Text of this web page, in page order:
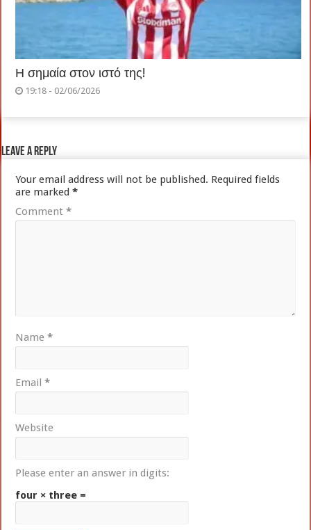
Η σημαία στον ιστό της!
19:18 - 02/06/2026
Leave a Reply
Your email address will not be published. Required fields
are marked*
Comment*
Name*
Email*
Website
Please enter an answer in digits:
four × three =